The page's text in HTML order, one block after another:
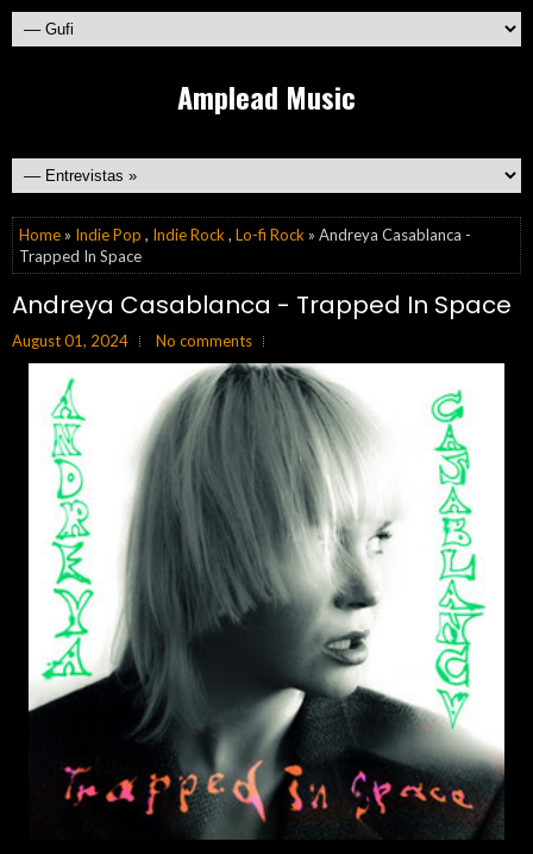
Amplead Music
Home » Indie Pop , Indie Rock , Lo-fi Rock » Andreya Casablanca -
Trapped In Space
Andreya Casablanca - Trapped In Space
August 01, 2024 No comments